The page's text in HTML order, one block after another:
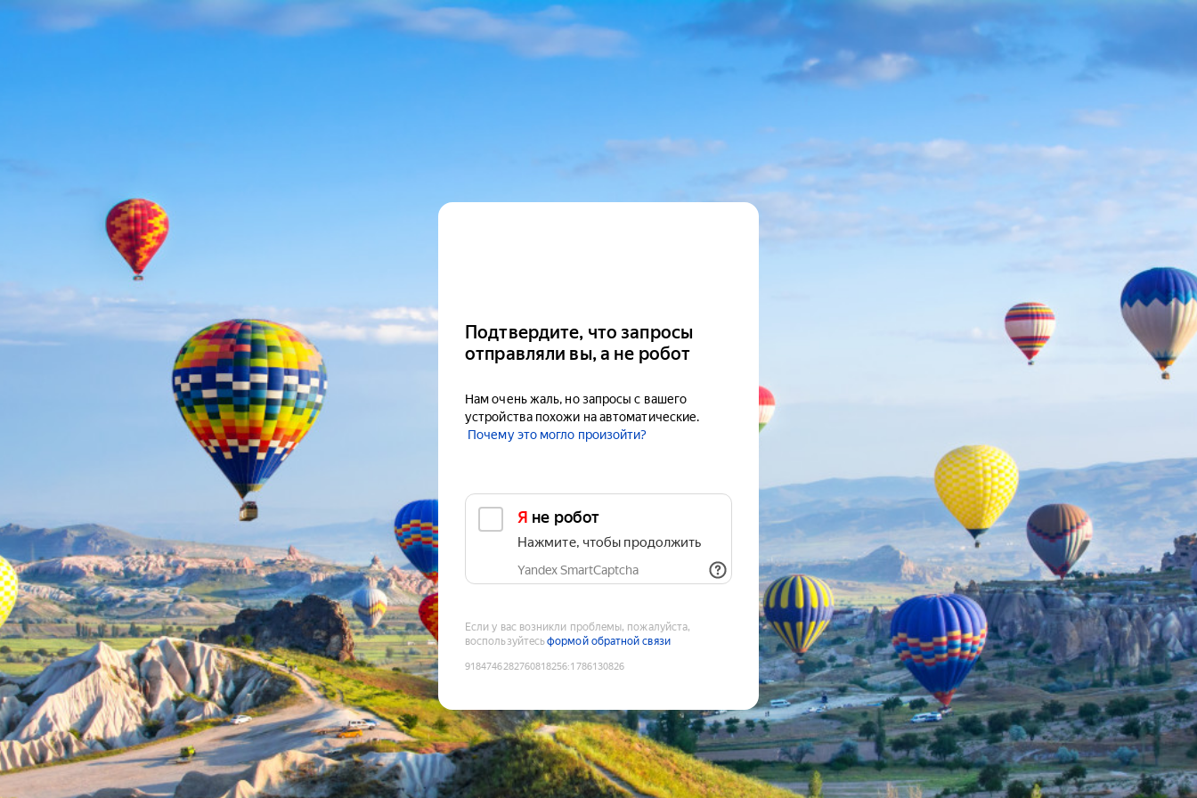
Подтвердите, что запросы
отправляли вы, а не робот
Нам очень жаль, но запросы с вашего
устройства похожи на автоматические.
Почему это могло произойти?
Я не робот
Нажмите, чтобы продолжить
Yandex SmartCaptcha
Если у вас возникли проблемы, пожалуйста,
воспользуйтесьформой обратной связи
9184746282760818256:1786130826